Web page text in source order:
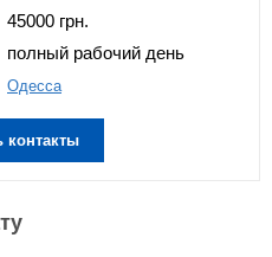
45000 грн.
полный рабочий день
Одесса
контакты